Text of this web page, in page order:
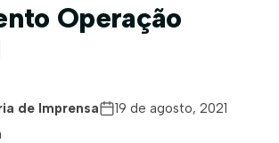
Operação
de Imprensa
19 de agosto, 2021